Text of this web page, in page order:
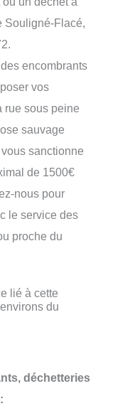
Souligné-Flacé,
encombrants
vos
rue sous peine
sauvage
sanctionne
de 1500€
nous pour
le service des
proche du
lié à cette
du
déchetteries